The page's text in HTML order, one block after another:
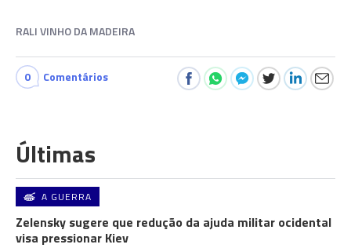
RALI VINHO DA MADEIRA
0 Comentários
Últimas
A GUERRA
Zelensky sugere que redução da ajuda militar ocidental
visa pressionar Kiev